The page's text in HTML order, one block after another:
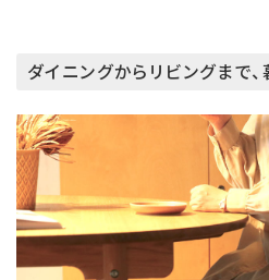
ダイニングからリビングまで